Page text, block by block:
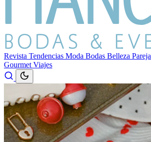
Revista Tendencias Moda Bodas Belleza Pareja
Gourmet Viajes